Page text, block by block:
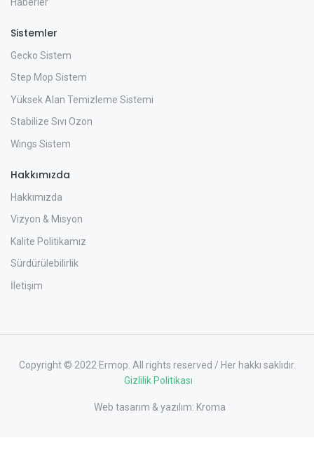
Sistemler
Gecko Sistem
Step Mop Sistem
Yüksek Alan Temizleme Sistemi
Stabilize Sıvı Ozon
Wings Sistem
Hakkımızda
Hakkımızda
Vizyon & Misyon
Kalite Politikamız
Sürdürülebilirlik
İletişim
Copyright © 2022 Ermop. All rights reserved / Her hakkı saklıdır.
Gizlilik Politikası
Web tasarım & yazılım: Kroma